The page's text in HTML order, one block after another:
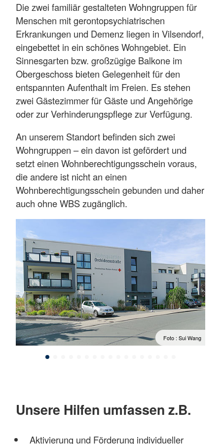
Die zwei familiär gestalteten Wohngruppen für
Menschen mit gerontopsychiatrischen
Erkrankungen und Demenz liegen in Vilsendorf,
eingebettet in ein schönes Wohngebiet. Ein
Sinnesgarten bzw. großzügige Balkone im
Obergeschoss bieten Gelegenheit für den
entspannten Aufenthalt im Freien. Es stehen
zwei Gästezimmer für Gäste und Angehörige
oder zur Verhinderungspflege zur Verfügung.
An unserem Standort befinden sich zwei
Wohngruppen – ein davon ist gefördert und
setzt einen Wohnberechtigungsschein voraus,
die andere ist nicht an einen
Wohnberechtigungsschein gebunden und daher
auch ohne WBS zugänglich.
Foto : Sui Wang
Unsere Hilfen umfassen z.B.
Aktivierung und Förderung individueller